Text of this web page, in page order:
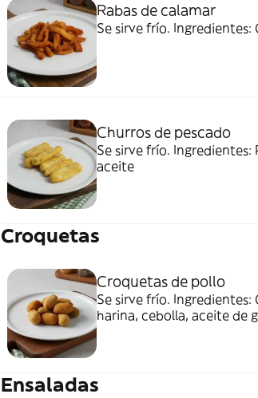
Rabas de calamar
Se sirve frío. Ingredientes:
Churros de pescado
Se sirve frío. Ingredientes:
aceite
Croquetas
Croquetas de pollo
Se sirve frío.
harina, cebolla, aceite de
Ensaladas